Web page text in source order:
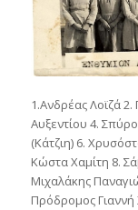
1.Ανδρέας Λοϊζά
Αυξεντίου 4.
(Κάτζιη) 6.
Κώστα Χαμίτη 8.
Μιχαλάκης
Πρόδρομος